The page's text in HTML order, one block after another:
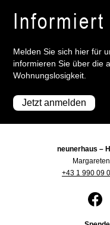
Melden Sie sich hier für
informieren Sie über die
Wohnungslosigkeit.
Jetzt anmelden
neunerhaus –
+43 1 990 09